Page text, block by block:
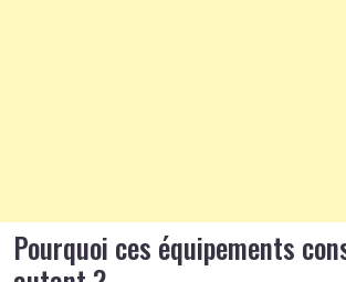
Pourquoi ces équipements